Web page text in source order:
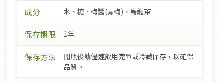
成分 水、糖、梅醬(青梅)、烏龍茶
保存期限 1年
保存方法
開瓶後請儘速飲用完畢或冷藏保存，以確保
品質。